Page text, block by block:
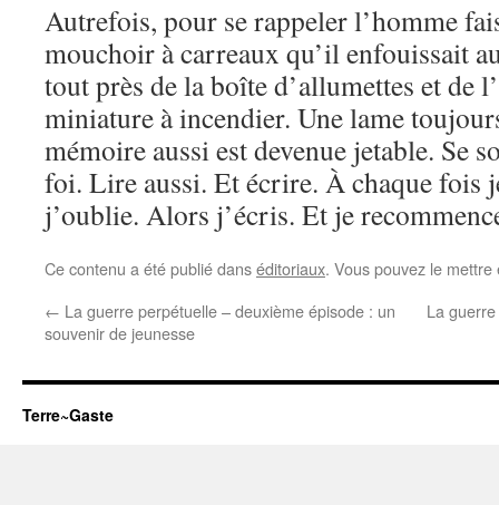
Autrefois, pour se rappeler l’homme
mouchoir à carreaux qu’il enfouissait
tout près de la boîte d’allumettes et de
miniature à incendier. Une lame
mémoire aussi est devenue jetable. Se
foi. Lire aussi. Et écrire. À chaque fois
j’oublie. Alors j’écris. Et je
Ce contenu a été publié danséditoriaux. Vous pouvez le
← La guerre perpétuelle – deuxième épisode : un
souvenir de jeunesse
La
Terre~Gaste